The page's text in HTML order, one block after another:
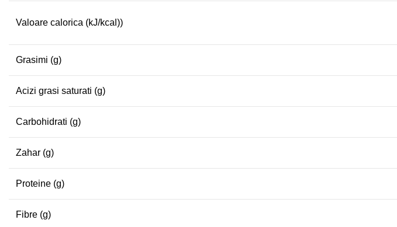
Valoare calorica (kJ/kcal))
Grasimi (g)
Acizi grasi saturati (g)
Carbohidrati (g)
Zahar (g)
Proteine (g)
Fibre (g)